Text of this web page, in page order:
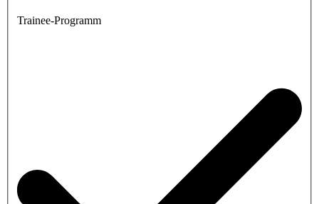
Trainee-Programm